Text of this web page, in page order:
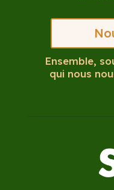
Ensemble,
qui nous